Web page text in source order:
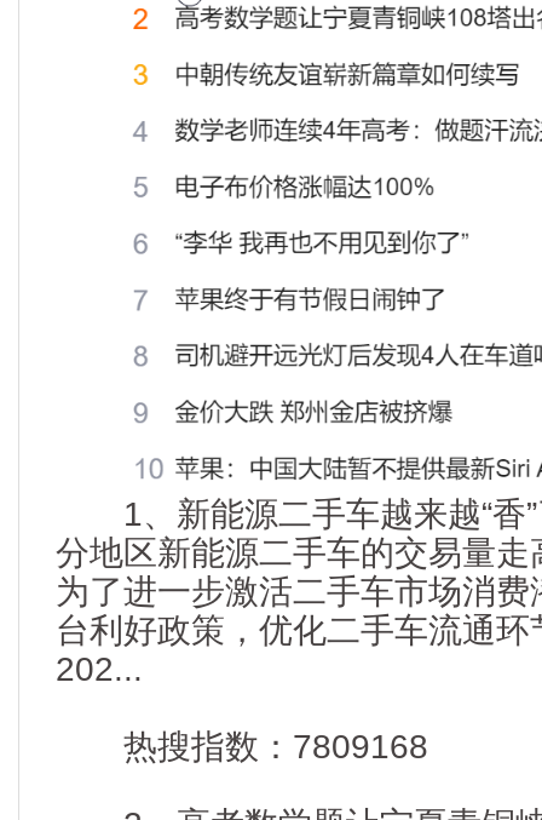
1、新能源二手车越来越“香”
分地区新能源二手车的交易量
为了进一步激活二手车市场消
台利好政策，优化二手车流通
202...
热搜指数：7809168